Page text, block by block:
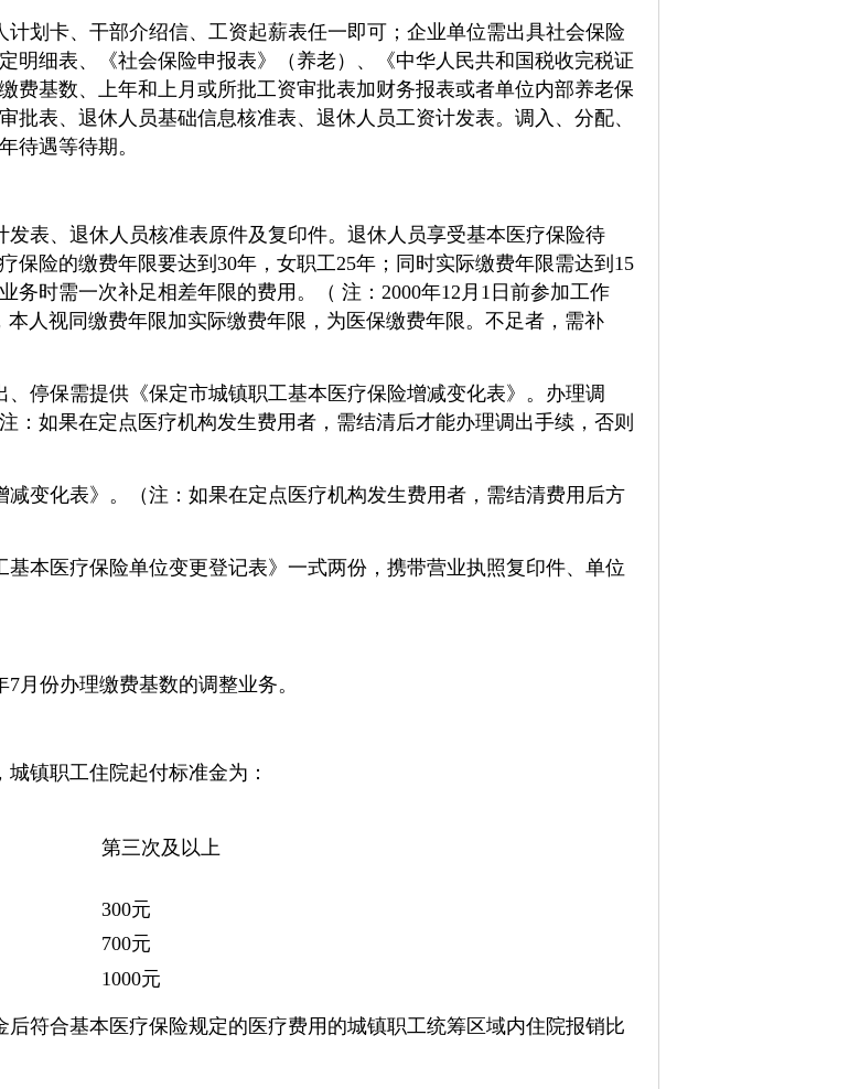
划卡、干部介绍信、工资起薪表任一即可；企业单位需出具社会保险
明细表、《社会保险申报表》（养老）、《中华人民共和国税收完税证
费基数、上年和上月或所批工资审批表加财务报表或者单位内部养老保
批表、退休人员基础信息核准表、退休人员工资计发表。调入、分配、
待遇等待期。
发表、退休人员核准表原件及复印件。退休人员享受基本医疗保险待
保险的缴费年限要达到30年，女职工25年；同时实际缴费年限需达到15
务时需一次补足相差年限的费用。
（ 注： 2000年12月1日前参加工作
人视同缴费年限加实际缴费年限，为医保缴费年限。 不足者，需补
、停保需提供《保定市城镇职工基本医疗保险增减变化表》。办理调
：如果在定点医疗机构发生费用者，需结清后才能办理调出手续，否则
变化表》。 （注： 如果在定点医疗机构发生费用者，需结清费用后方
基本医疗保险单位变更登记表》一式两份，携带营业执照复印件、单位
月份办理缴费基数的调整业务。
镇职工住院起付标准金为：
第三次及以上
300元
700元
1000元
符合基本医疗保险规定的医疗费用的城镇职工统筹区域内住院报销比